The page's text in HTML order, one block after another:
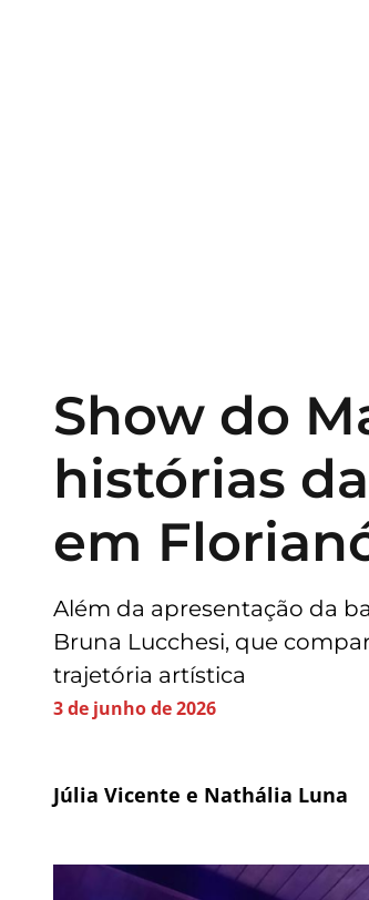
Show do
histórias
em
Além da apresentação da
Bruna Lucchesi, que
trajetória artística
3 de junho de 2026
Júlia Vicente e Nathália Luna